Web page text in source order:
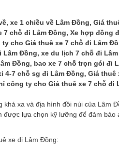
xe 1 chiều về Lâm Đồng, Giá
chỗ đi Lâm Đồng, Xe hợp đồng
cho Giá thuê xe 7 chỗ đi Lâm
Đồng, xe du lịch 7 chỗ đi
Đồng, bao xe 7 chỗ trọn gói đi
7 chỗ sg đi Lâm Đồng, Giá thuê
công ty cho Giá thuê xe 7 chỗ đi
xa và địa hình đồi núi của Lâm
lựa chọn kỹ lưỡng để đảm bảo
xe đi Lâm Đồng: